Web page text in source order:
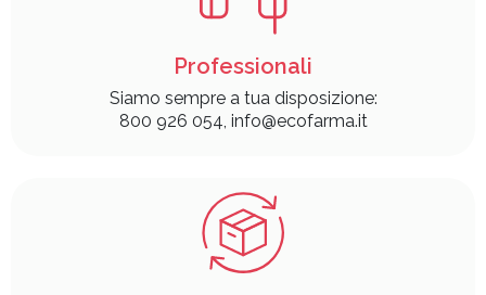
Professionali
Siamo sempre a tua disposizione:
800 926 054, info@ecofarma.it